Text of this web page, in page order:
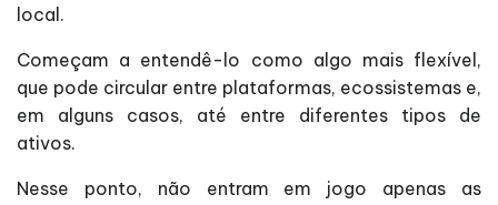
local.
Começam a entendê-lo como algo mais flexível,
que pode circular entre plataformas, ecossistemas e,
em alguns casos, até entre diferentes tipos de
ativos.
Nesse ponto, não entram em jogo apenas as